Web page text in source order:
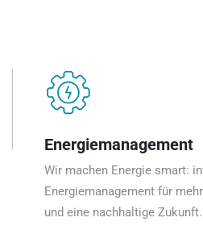
Energiemanagement
Wir machen Energie smart:
Energiemanagement für
und eine nachhaltige Zukunft.